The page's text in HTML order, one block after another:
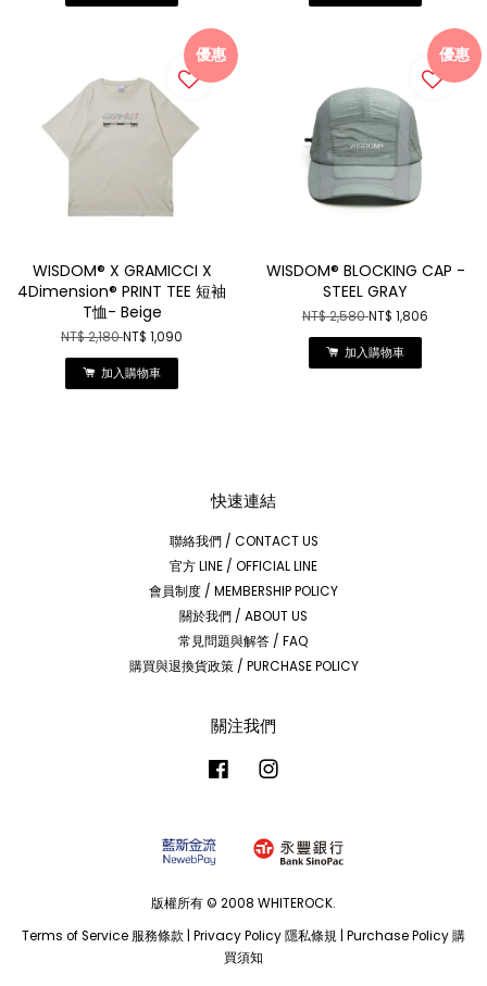
優惠
WISDOM® X GRAMICCI X
4Dimension® PRINT TEE 短袖
T恤- Beige
NT$ 2,180NT$ 1,090
加入購物車
優惠
WISDOM® BLOCKING CAP -
STEEL GRAY
NT$ 2,580NT$ 1,806
加入購物車
快速連結
聯絡我們 / CONTACT US
官方 LINE / OFFICIAL LINE
會員制度 / MEMBERSHIP POLICY
關於我們 / ABOUT US
常見問題與解答 / FAQ
購買與退換貨政策 / PURCHASE POLICY
關注我們
Facebook
版權所有 © 2008 WHITEROCK.
Terms of Service 服務條款
Privacy Policy 隱私條規 Purchase Policy 購
買須知